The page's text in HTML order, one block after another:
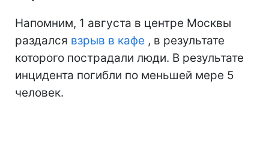
Напомним, 1 августа в центре Москвы
раздался взрыв в кафе , в результате
которого пострадали люди. В результате
инцидента погибли по меньшей мере 5
человек.